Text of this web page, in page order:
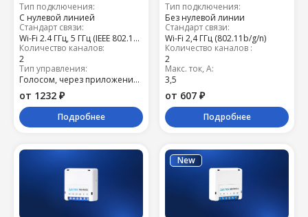
Тип подключения:
С нулевой линией
Стандарт связи:
Wi-Fi 2.4 ГГц, 5 ГГц (IEEE 802.11 b/g/n , IEEE 802.11 n)EEE 802.11 n 5 ГГц
Количество каналов:
2
Тип управления:
Голосом, через приложение, умный выключатель
от 1232 ₽
Подробнее
Тип подключения:
Без нулевой линии
Стандарт связи:
Wi-Fi 2,4 ГГц (802.11b/g/n)
Количество каналов :
2
Макс. ток, А:
3,5
от 607 ₽
Подробнее
New